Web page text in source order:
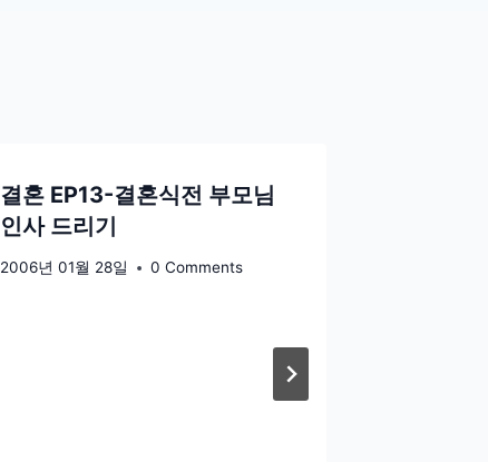
결혼 EP13-결혼식전 부모님
인사 드리기
2006년 01월 28일 0 Comments